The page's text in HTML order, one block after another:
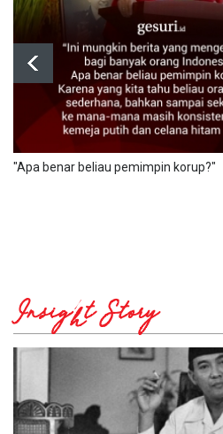
"Apa benar beliau pemimpin korup?"
Insight Story